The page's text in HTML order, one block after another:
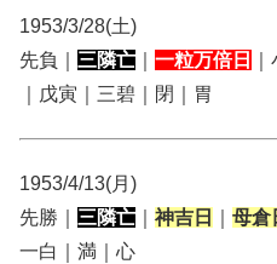
1953/3/28(土)
先負｜ 三隣亡 一粒万倍日
｜戊寅｜三碧｜閉｜胃
1953/4/13(月)
先勝｜ 三隣亡 神吉日 母倉
一白｜満｜心